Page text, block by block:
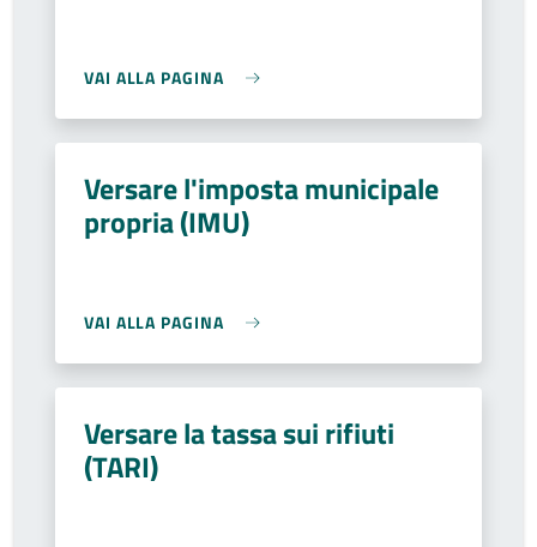
VAI ALLA PAGINA
Versare l'imposta municipale
propria (IMU)
VAI ALLA PAGINA
Versare la tassa sui rifiuti
(TARI)